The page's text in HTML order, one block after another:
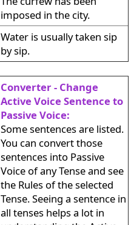
imposed in the city.
Water is usually taken sip
by sip.
Converter - Change
Active Voice Sentence to
Passive Voice:
Some sentences are listed.
You can convert those
sentences into Passive
Voice of any Tense and see
the Rules of the selected
Tense. Seeing a sentence in
all tenses helps a lot in